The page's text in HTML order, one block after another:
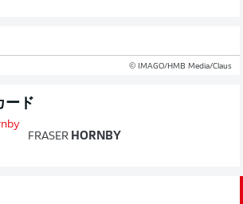
© IMAGO/HMB Media/Claus
ード
FRASER HORNBY